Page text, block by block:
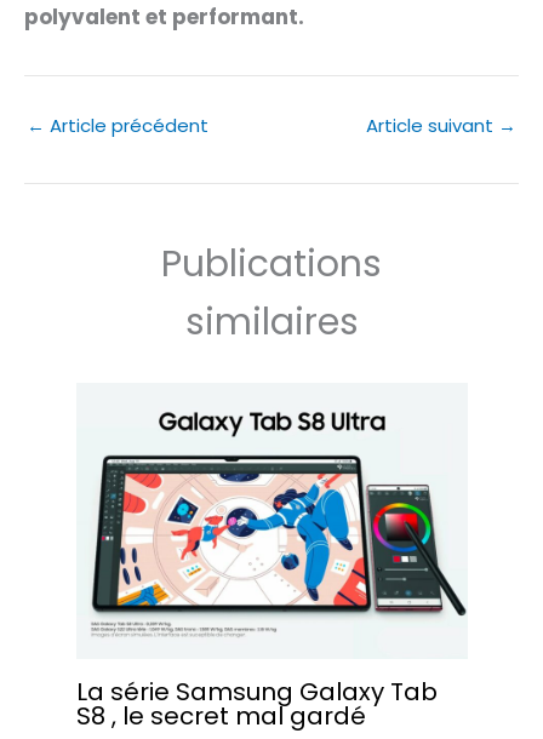
polyvalent et performant.
← Article précédent Article suivant →
Publications
similaires
La série Samsung Galaxy Tab
S8 , le secret mal gardé